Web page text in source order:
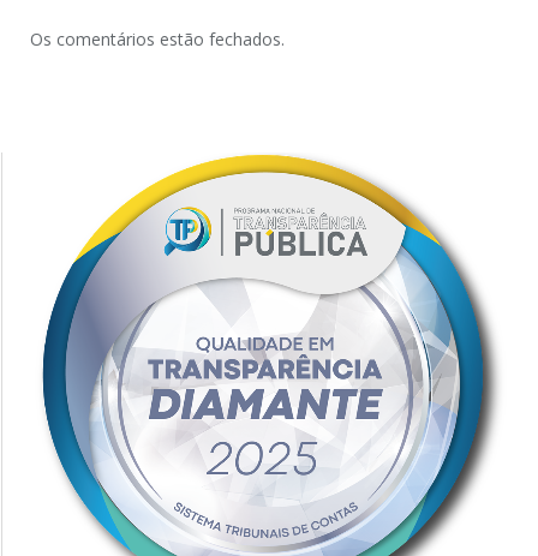
Os comentários estão fechados.